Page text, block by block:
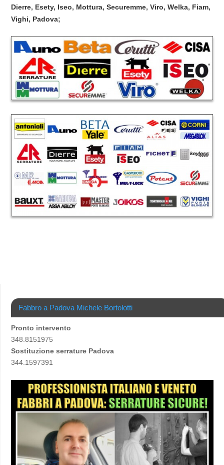
Dierre, Esety, Iseo, Mottura, Securemme, Viro, Welka, Fiam,
Vighi, Padova;
Fabbro a Padova Michele Bortolotti
Pronto intervento
348.8151975
Sostituzione serrature Padova
344.1597391